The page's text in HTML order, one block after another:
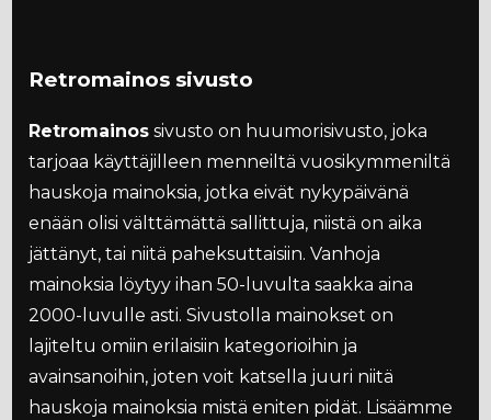
Retromainos sivusto
Retromainos sivusto on huumorisivusto, joka
tarjoaa käyttäjilleen menneiltä vuosikymmeniltä
hauskoja mainoksia, jotka eivät nykypäivänä
enään olisi välttämättä sallittuja, niistä on aika
jättänyt, tai niitä paheksuttaisiin. Vanhoja
mainoksia löytyy ihan 50-luvulta saakka aina
2000-luvulle asti. Sivustolla mainokset on
lajiteltu omiin erilaisiin kategorioihin ja
avainsanoihin, joten voit katsella juuri niitä
hauskoja mainoksia mistä eniten pidät. Lisäämme